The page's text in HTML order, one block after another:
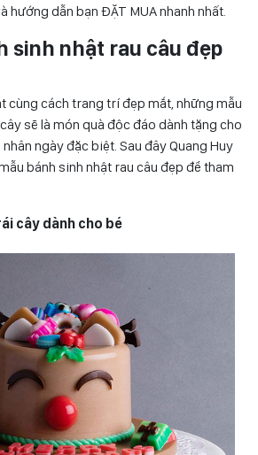
hướng dẫn bạn ĐẶT MUA nhanh nhất.
sinh nhật rau câu đẹp
cùng cách trang trí đẹp mắt, những mẫu
sẽ là món quà độc đáo dành tặng cho
ngày đặc biệt. Sau đây Quang Huy
bánh sinh nhật rau câu đẹp để tham
cây dành cho bé